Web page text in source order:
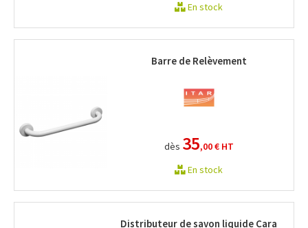
En stock
Barre de Relèvement
dès 35,00 €HT
En stock
Distributeur de savon liquide Cara